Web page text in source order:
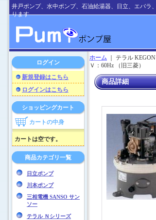
井戸ポンプ、水中ポンプ、石油給湯器、日立、エバラ
ります
ログイン
新規登録はこちら
ログインはこちら
ショッピングカート
カートの中身
カートは空です。
商品カテゴリ一覧
日立ポンプ
川本ポンプ
三相電機 SANSO サン
ソー
テラル Ｎシリーズ
ホーム ｜ テラル
Ｖ：60Hz （旧三菱）
商品詳細